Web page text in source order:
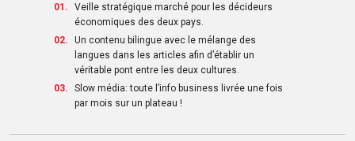
Veille stratégique marché pour les décideurs
économiques des deux pays.
Un contenu bilingue avec le mélange des
langues dans les articles afin d’établir un
véritable pont entre les deux cultures.
Slow média: toute l’info business livrée une fois
par mois sur un plateau !